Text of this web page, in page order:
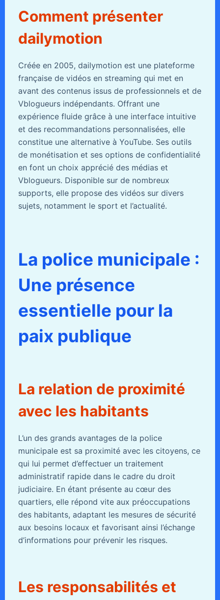
Comment présenter
dailymotion
Créée en 2005, dailymotion est une plateforme
française de vidéos en streaming qui met en
avant des contenus issus de professionnels et de
Vblogueurs indépendants. Offrant une
expérience fluide grâce à une interface intuitive
et des recommandations personnalisées, elle
constitue une alternative à YouTube. Ses outils
de monétisation et ses options de confidentialité
en font un choix apprécié des médias et
Vblogueurs. Disponible sur de nombreux
supports, elle propose des vidéos sur divers
sujets, notamment le sport et l’actualité.
La police municipale :
Une présence
essentielle pour la
paix publique
La relation de proximité
avec les habitants
L’un des grands avantages de la police
municipale est sa proximité avec les citoyens, ce
qui lui permet d’effectuer un traitement
administratif rapide dans le cadre du droit
judiciaire. En étant présente au cœur des
quartiers, elle répond vite aux préoccupations
des habitants, adaptant les mesures de sécurité
aux besoins locaux et favorisant ainsi l’échange
d’informations pour prévenir les risques.
Les responsabilités et